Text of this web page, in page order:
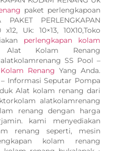
paket perlengkapoan
PERLENGKAPAN
Uk: 10×13, 10X10,Toko
perlengkapan kolam
Kolam Renang
SS Pool –
Kolam Renang Yang Anda.
Informasi Seputar Pompa
Alat kolam renang dari
alatkolamrenang
renang dengan harga
kami menyediakan
renang seperti, mesin
kolam renang